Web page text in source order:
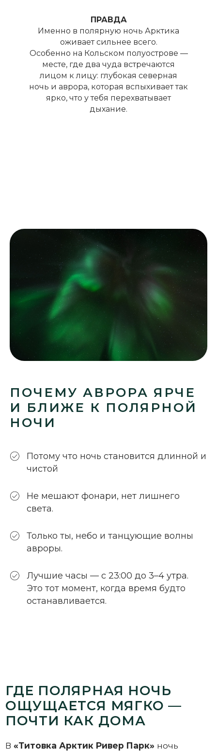
ПРАВДА
Именно в полярную ночь Арктика
оживает сильнее всего.
Особенно на Кольском полуострове —
месте, где два чуда встречаются
лицом к лицу: глубокая северная
ночь и аврора, которая вспыхивает так
ярко, что у тебя перехватывает
дыхание.
ПОЧЕМУ АВРОРА ЯРЧЕ
И БЛИЖЕ К ПОЛЯРНОЙ
НОЧИ
Потому что ночь становится длинной и
чистой
Не мешают фонари, нет лишнего
света.
Только ты, небо и танцующие волны
авроры.
Лучшие часы — с 23:00 до 3–4 утра.
Это тот момент, когда время будто
останавливается.
ГДЕ ПОЛЯРНАЯ НОЧЬ
ОЩУЩАЕТСЯ МЯГКО —
ПОЧТИ КАК ДОМА
«Титовка Арктик Ривер Парк»
наружу: сияние видно прямо из окна
Аркшале.
А хочешь ближе — садишься на снегоход
аврора уже не где-то «над тобой». Она